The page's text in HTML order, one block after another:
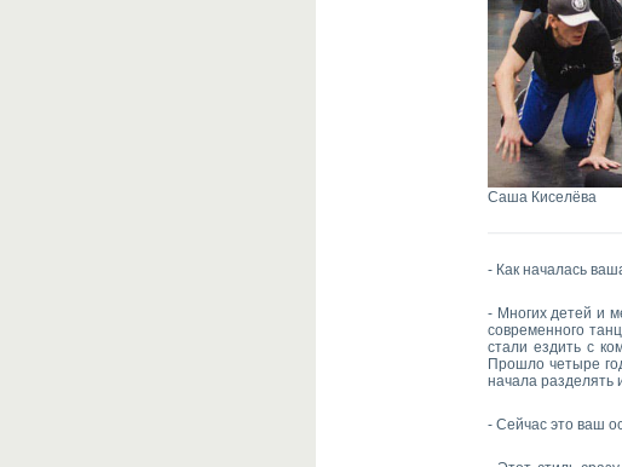
Саша Киселёва
- Как началась
- Многих детей и
современного
стали ездить с
Прошло четыре
начала разделять
- Сейчас это ваш